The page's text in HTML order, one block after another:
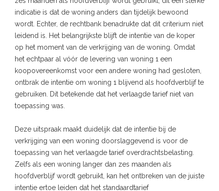
indicatie is dat de woning anders dan tijdelijk bewoond
wordt. Echter, de rechtbank benadrukte dat dit criterium niet
leidend is. Het belangrijkste blijft de intentie van de koper
op het moment van de verkrijging van de woning. Omdat
het echtpaar al vóór de levering van woning 1 een
koopovereenkomst voor een andere woning had gesloten,
ontbrak de intentie om woning 1 blijvend als hoofdverblijf te
gebruiken. Dit betekende dat het verlaagde tarief niet van
toepassing was.
Deze uitspraak maakt duidelijk dat de intentie bij de
verkrijging van een woning doorslaggevend is voor de
toepassing van het verlaagde tarief overdrachtsbelasting.
Zelfs als een woning langer dan zes maanden als
hoofdverblijf wordt gebruikt, kan het ontbreken van de juiste
intentie ertoe leiden dat het standaardtarief